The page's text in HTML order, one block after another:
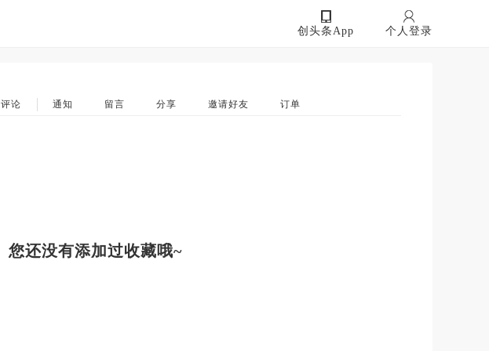
创头条App 个人登录
评论 通知 留言 分享 邀请好友 订单
您还没有添加过收藏哦~